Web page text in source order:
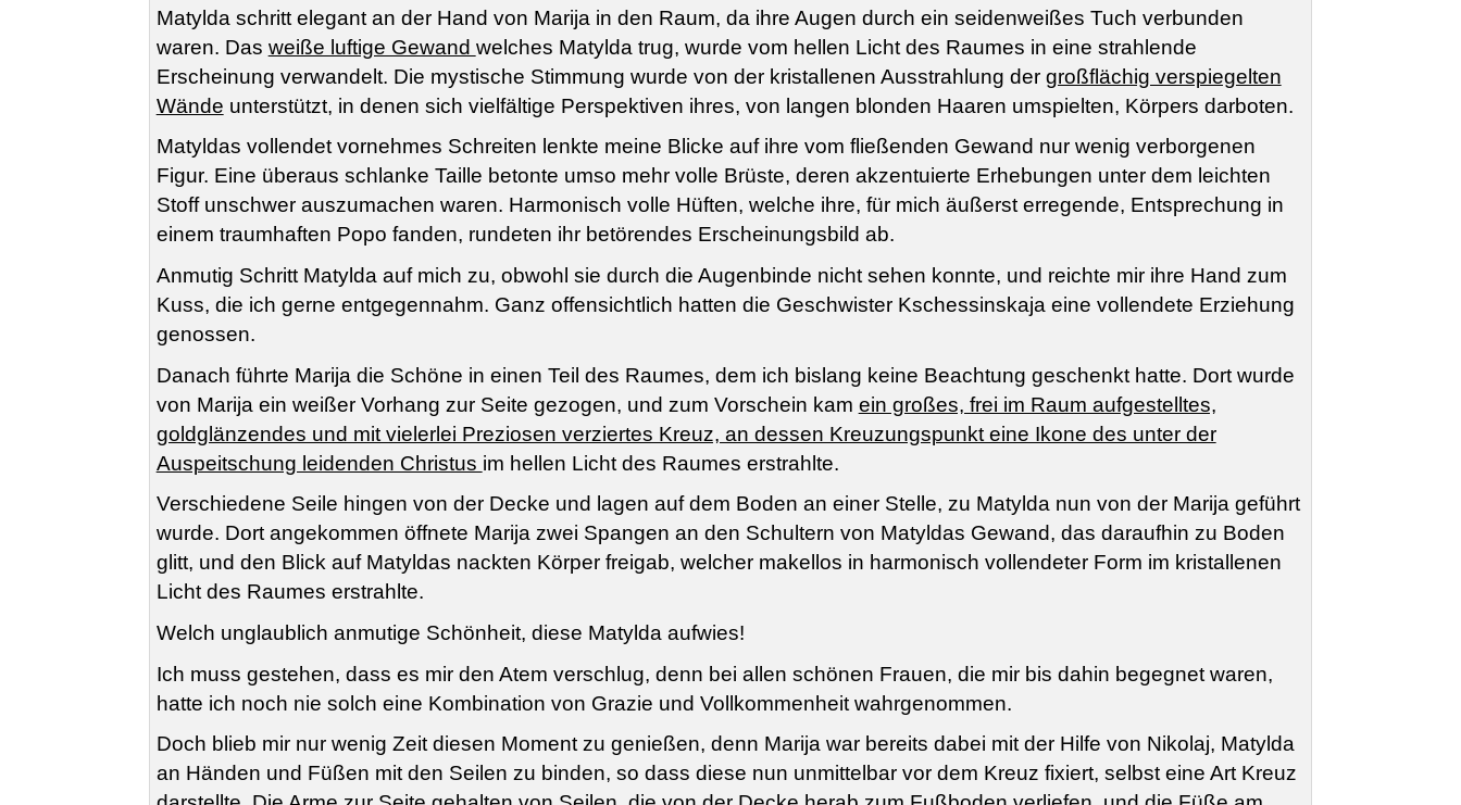
Matylda schritt elegant an der Hand von Marija in den Raum, da ihre Augen durch ein seidenweißes Tuch verbunden
waren. Das weiße luftige Gewand welches Matylda trug, wurde vom hellen Licht des Raumes in eine strahlende
Erscheinung verwandelt. Die mystische Stimmung wurde von der kristallenen Ausstrahlung der großflächig verspiegelten
Wände unterstützt, in denen sich vielfältige Perspektiven ihres, von langen blonden Haaren umspielten, Körpers darboten.
Matyldas vollendet vornehmes Schreiten lenkte meine Blicke auf ihre vom fließenden Gewand nur wenig verborgenen
Figur. Eine überaus schlanke Taille betonte umso mehr volle Brüste, deren akzentuierte Erhebungen unter dem leichten
Stoff unschwer auszumachen waren. Harmonisch volle Hüften, welche ihre, für mich äußerst erregende, Entsprechung in
einem traumhaften Popo fanden, rundeten ihr betörendes Erscheinungsbild ab.
Anmutig Schritt Matylda auf mich zu, obwohl sie durch die Augenbinde nicht sehen konnte, und reichte mir ihre Hand zum
Kuss, die ich gerne entgegennahm. Ganz offensichtlich hatten die Geschwister Kschessinskaja eine vollendete Erziehung
genossen.
Danach führte Marija die Schöne in einen Teil des Raumes, dem ich bislang keine Beachtung geschenkt hatte. Dort wurde
von Marija ein weißer Vorhang zur Seite gezogen, und zum Vorschein kam ein großes, frei im Raum aufgestelltes,
goldglänzendes und mit vielerlei Preziosen verziertes Kreuz, an dessen Kreuzungspunkt eine Ikone des unter der
Auspeitschung leidenden Christus im hellen Licht des Raumes erstrahlte.
Verschiedene Seile hingen von der Decke und lagen auf dem Boden an einer Stelle, zu Matylda nun von der Marija geführt
wurde. Dort angekommen öffnete Marija zwei Spangen an den Schultern von Matyldas Gewand, das daraufhin zu Boden
glitt, und den Blick auf Matyldas nackten Körper freigab, welcher makellos in harmonisch vollendeter Form im kristallenen
Licht des Raumes erstrahlte.
Welch unglaublich anmutige Schönheit, diese Matylda aufwies!
Ich muss gestehen, dass es mir den Atem verschlug, denn bei allen schönen Frauen, die mir bis dahin begegnet waren,
hatte ich noch nie solch eine Kombination von Grazie und Vollkommenheit wahrgenommen.
Doch blieb mir nur wenig Zeit diesen Moment zu genießen, denn Marija war bereits dabei mit der Hilfe von Nikolaj, Matylda
an Händen und Füßen mit den Seilen zu binden, so dass diese nun unmittelbar vor dem Kreuz fixiert, selbst eine Art Kreuz